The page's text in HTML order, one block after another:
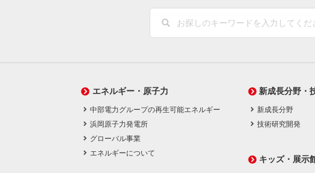
エネルギー・原子力
中部電力グループの再生可能エネルギー
浜岡原子力発電所
グローバル事業
エネルギーについて
新成長分野・
新成長分野
技術研究開発
キッズ・展示